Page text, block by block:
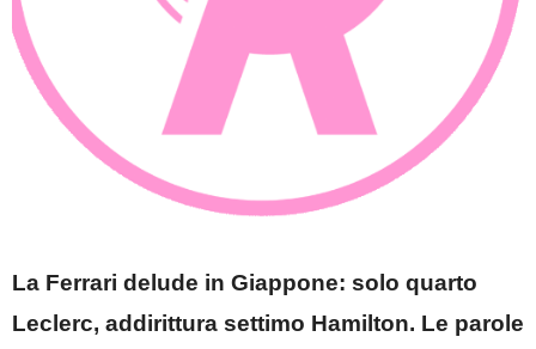
La Ferrari delude in Giappone: solo quarto
Leclerc, addirittura settimo Hamilton. Le parole